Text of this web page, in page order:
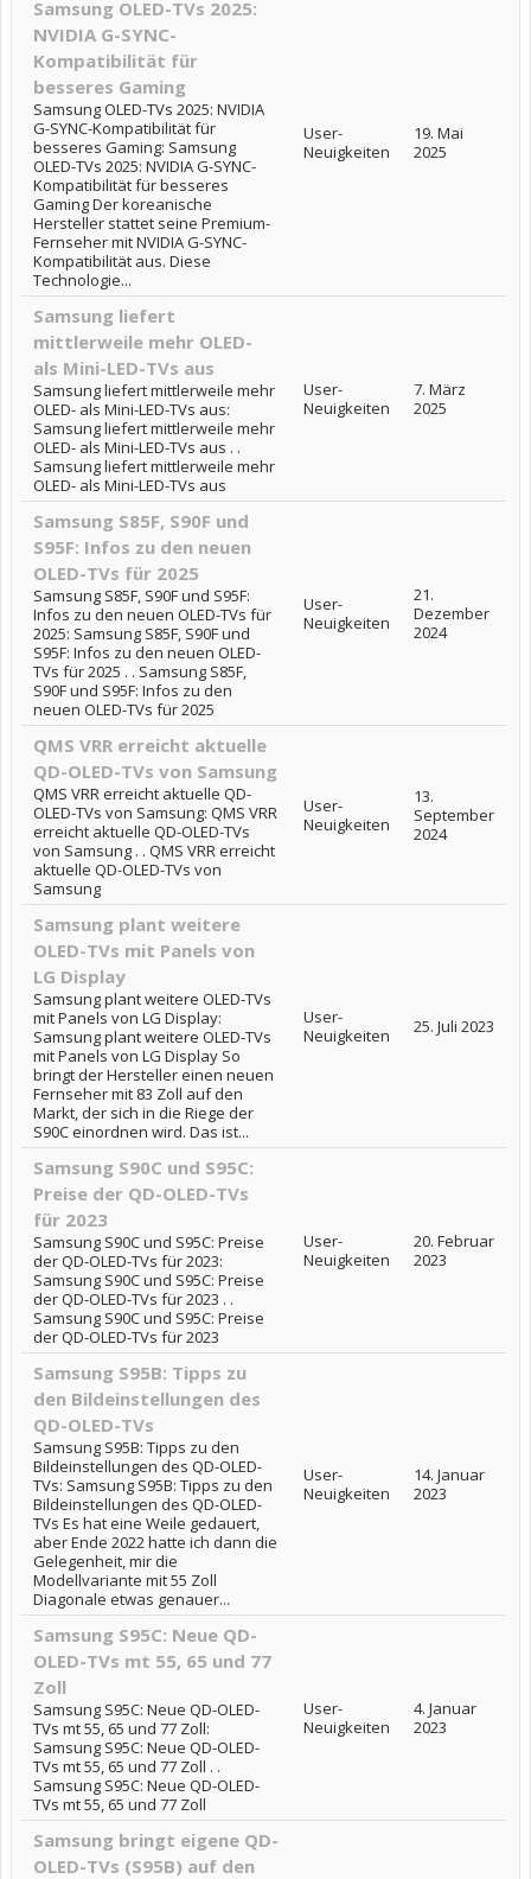
Samsung OLED-TVs 2025:
NVIDIA G-SYNC-
Kompatibilität für
besseres Gaming
Samsung OLED-TVs 2025: NVIDIA
G-SYNC-Kompatibilität für
besseres Gaming: Samsung
OLED-TVs 2025: NVIDIA G-SYNC-
Kompatibilität für besseres
Gaming Der koreanische
Hersteller stattet seine Premium-
Fernseher mit NVIDIA G-SYNC-
Kompatibilität aus. Diese
Technologie...
User-
Neuigkeiten
19. Mai
2025
Samsung liefert
mittlerweile mehr OLED-
als Mini-LED-TVs aus
Samsung liefert mittlerweile mehr
OLED- als Mini-LED-TVs aus:
Samsung liefert mittlerweile mehr
OLED- als Mini-LED-TVs aus . .
Samsung liefert mittlerweile mehr
OLED- als Mini-LED-TVs aus
User-
Neuigkeiten
7. März
2025
Samsung S85F, S90F und
S95F: Infos zu den neuen
OLED-TVs für 2025
Samsung S85F, S90F und S95F:
Infos zu den neuen OLED-TVs für
2025: Samsung S85F, S90F und
S95F: Infos zu den neuen OLED-
TVs für 2025 . . Samsung S85F,
S90F und S95F: Infos zu den
neuen OLED-TVs für 2025
User-
Neuigkeiten
21.
Dezember
2024
QMS VRR erreicht aktuelle
QD-OLED-TVs von Samsung
QMS VRR erreicht aktuelle QD-
OLED-TVs von Samsung: QMS VRR
erreicht aktuelle QD-OLED-TVs
von Samsung . . QMS VRR erreicht
aktuelle QD-OLED-TVs von
Samsung
User-
Neuigkeiten
13.
September
2024
Samsung plant weitere
OLED-TVs mit Panels von
LG Display
Samsung plant weitere OLED-TVs
mit Panels von LG Display:
Samsung plant weitere OLED-TVs
mit Panels von LG Display So
bringt der Hersteller einen neuen
Fernseher mit 83 Zoll auf den
Markt, der sich in die Riege der
S90C einordnen wird. Das ist...
User-
Neuigkeiten
25. Juli 2023
Samsung S90C und S95C:
Preise der QD-OLED-TVs
für 2023
Samsung S90C und S95C: Preise
der QD-OLED-TVs für 2023:
Samsung S90C und S95C: Preise
der QD-OLED-TVs für 2023 . .
Samsung S90C und S95C: Preise
der QD-OLED-TVs für 2023
User-
Neuigkeiten
20. Februar
2023
Samsung S95B: Tipps zu
den Bildeinstellungen des
QD-OLED-TVs
Samsung S95B: Tipps zu den
Bildeinstellungen des QD-OLED-
TVs: Samsung S95B: Tipps zu den
Bildeinstellungen des QD-OLED-
TVs Es hat eine Weile gedauert,
aber Ende 2022 hatte ich dann die
Gelegenheit, mir die
Modellvariante mit 55 Zoll
Diagonale etwas genauer...
User-
Neuigkeiten
14. Januar
2023
Samsung S95C: Neue QD-
OLED-TVs mt 55, 65 und 77
Zoll
Samsung S95C: Neue QD-OLED-
TVs mt 55, 65 und 77 Zoll:
Samsung S95C: Neue QD-OLED-
TVs mt 55, 65 und 77 Zoll . .
Samsung S95C: Neue QD-OLED-
TVs mt 55, 65 und 77 Zoll
User-
Neuigkeiten
4. Januar
2023
Samsung bringt eigene QD-
OLED-TVs (S95B) auf den